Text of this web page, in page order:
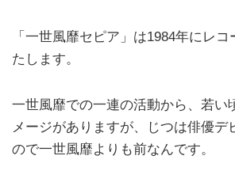
「一世風靡セピア」は1984年にレ
たします。
一世風靡での一連の活動から、若い
メージがありますが、じつは俳優デ
ので一世風靡よりも前なんです。